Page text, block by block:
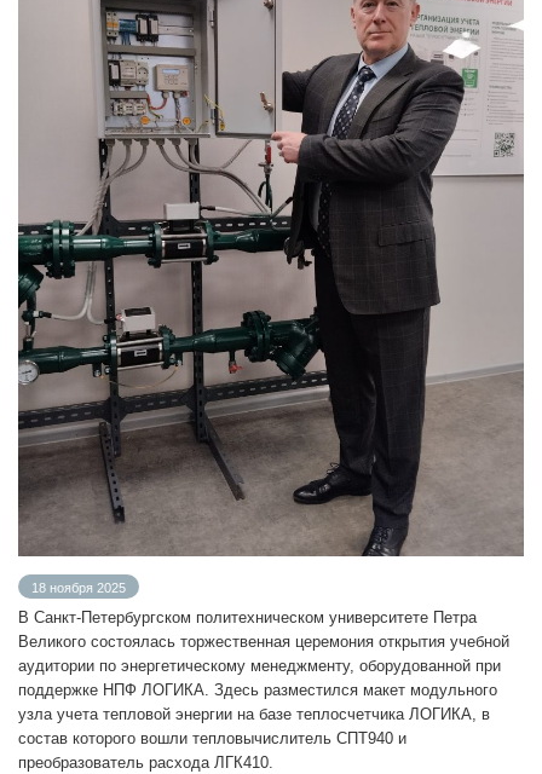
18 ноября 2025
В Санкт-Петербургском политехническом университете Петра
Великого состоялась торжественная церемония открытия учебной
аудитории по энергетическому менеджменту, оборудованной при
поддержке НПФ ЛОГИКА. Здесь разместился макет модульного
узла учета тепловой энергии на базе теплосчетчика ЛОГИКА, в
состав которого вошли тепловычислитель СПТ940 и
преобразователь расхода ЛГК410.